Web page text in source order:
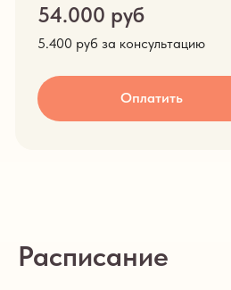
Оплатить
54.000 руб
5.400 руб за консультацию
Расписание